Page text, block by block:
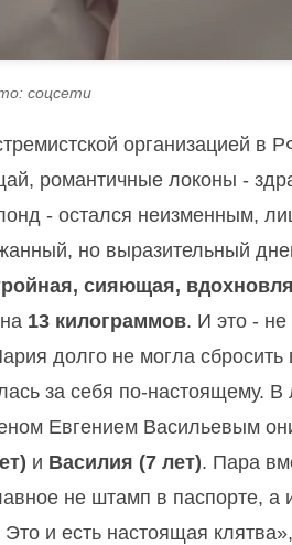
соцсети
организацией в
романтичные локоны -
- остался неизменным,
но выразительный
сияющая,
13 килограммов. И это - не
долго не могла сбросить
за себя по-настоящему. В
Евгением Васильевым
и Василия (7 лет). Пара
не штамп в паспорте, а
и есть настоящая